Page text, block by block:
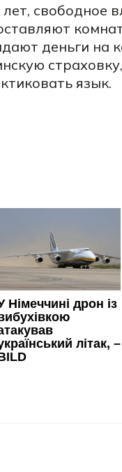
свободное
деньги на
язык.